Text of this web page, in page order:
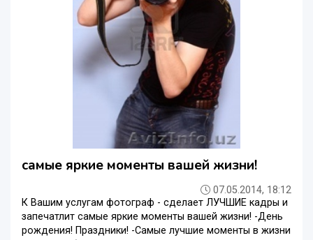
самые яркие моменты вашей жизни!
07.05.2014, 18:12
К Вашим услугам фотограф - сделает ЛУЧШИЕ кадры и
запечатлит самые яркие моменты вашей жизни! -День
рождения! Праздники! -Самые лучшие моменты в жизни